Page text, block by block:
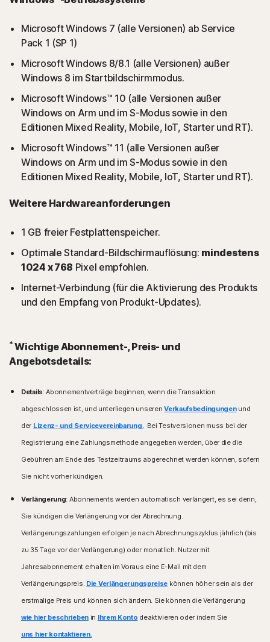
Microsoft Windows 7 (alle Versionen) ab Service
Pack 1 (SP 1)
Microsoft Windows 8/8.1 (alle Versionen) außer
Windows 8 im Startbildschirmmodus.
Microsoft Windows™ 10 (alle Versionen außer
Windows on Arm und im S-Modus sowie in den
Editionen Mixed Reality, Mobile, IoT, Starter und RT).
Microsoft Windows™ 11 (alle Versionen außer
Windows on Arm und im S-Modus sowie in den
Editionen Mixed Reality, Mobile, IoT, Starter und RT).
Weitere Hardwareanforderungen
1 GB freier Festplattenspeicher.
Optimale Standard-Bildschirmauflösung: mindestens
1024 x 768 Pixel empfohlen.
Internet-Verbindung (für die Aktivierung des Produkts
und den Empfang von Produkt-Updates).
*Wichtige Abonnement-, Preis- und
Angebotsdetails:
Details: Abonnementverträge beginnen, wenn die Transaktion
abgeschlossen ist, und unterliegen unserenVerkaufsbedingungenund
der Lizenz- und Servicevereinbarung. Bei Testversionen muss bei der
Registrierung eine Zahlungsmethode angegeben werden, über die die
Gebühren am Ende des Testzeitraums abgerechnet werden können, sofern
Sie nicht vorher kündigen.
Verlängerung: Abonnements werden automatisch verlängert, es sei denn,
Sie kündigen die Verlängerung vor der Abrechnung.
Verlängerungszahlungen erfolgen je nach Abrechnungszyklus jährlich (bis
zu 35 Tage vor der Verlängerung) oder monatlich. Nutzer mit
Jahresabonnement erhalten im Voraus eine E-Mail mit dem
Verlängerungspreis. Die Verlängerungspreise können höher sein als der
erstmalige Preis und können sich ändern. Sie können die Verlängerung
wie hier beschrieben in Ihrem Konto deaktivieren oder indem Sie
uns hier kontaktieren.